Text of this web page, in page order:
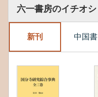
六一書房のイチオシ
新刊 中国書